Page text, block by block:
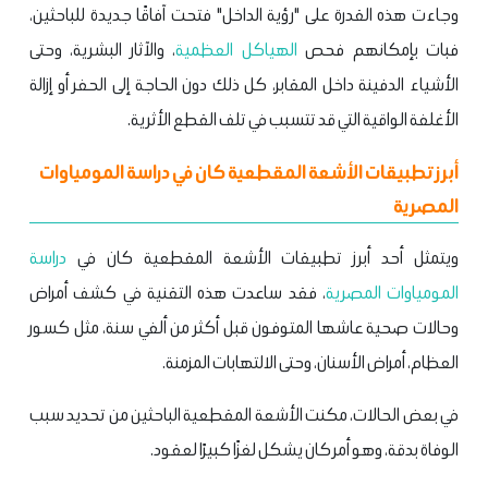
وجاءت هذه القدرة على "رؤية الداخل" فتحت آفاقًا جديدة للباحثين،
فبات بإمكانهم فحصالهياكل العظمية، والآثار البشرية، وحتى
الأشياء الدفينة داخل المقابر، كل ذلك دون الحاجة إلى الحفر أو إزالة
الأغلفة الواقية التي قد تتسبب في تلف القطع الأثرية.
أبرز تطبيقات الأشعة المقطعية كان في دراسة المومياوات
المصرية
ويتمثل أحد أبرز تطبيقات الأشعة المقطعية كان في دراسة
المومياوات المصرية، فقد ساعدت هذه التقنية في كشف أمراض
وحالات صحية عاشها المتوفون قبل أكثر من ألفي سنة، مثل كسور
العظام، أمراض الأسنان، وحتى الالتهابات المزمنة.
في بعض الحالات، مكنت الأشعة المقطعية الباحثين من تحديد سبب
الوفاة بدقة، وهو أمر كان يشكل لغزًا كبيرًا لعقود.